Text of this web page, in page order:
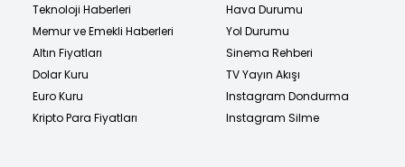
Teknoloji Haberleri
Memur ve Emekli Haberleri
Altın Fiyatları
Dolar Kuru
Euro Kuru
Kripto Para Fiyatları
Hava Durumu
Yol Durumu
Sinema Rehberi
TV Yayın Akışı
Instagram Dondurma
Instagram Silme